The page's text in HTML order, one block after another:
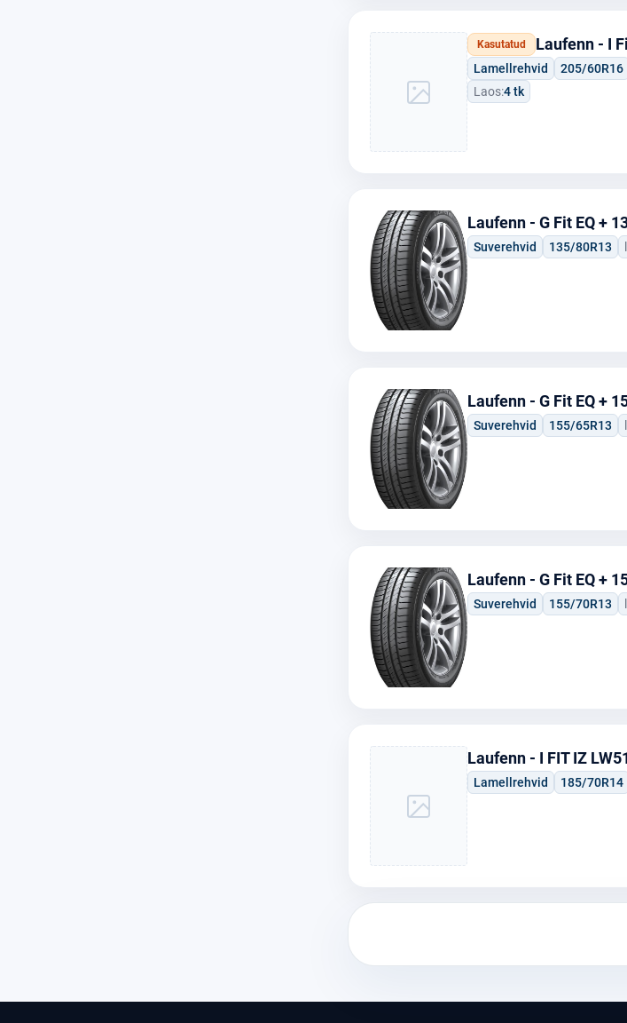
Kasutatud Laufenn - I
Lamellrehvid 205/60R16
Laos:4 tk
Laufenn - G Fit EQ +
Suverehvid 135/80R13
Laufenn - G Fit EQ +
Suverehvid 155/65R13
Laufenn - G Fit EQ +
Suverehvid 155/70R13
Laufenn - I FIT IZ
Lamellrehvid 185/70R14